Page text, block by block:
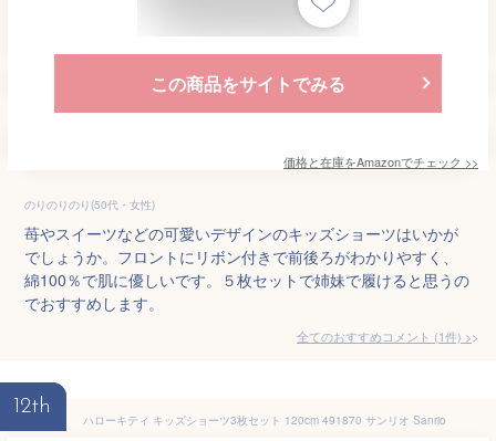
この商品をサイトでみる
価格と在庫をAmazonでチェック >>
のりのりのり(50代・女性)
苺やスイーツなどの可愛いデザインのキッズショーツはいかが
でしょうか。フロントにリボン付きで前後ろがわかりやすく、
綿100％で肌に優しいです。５枚セットで姉妹で履けると思うの
でおすすめします。
全てのおすすめコメント (1件) >
12th
ハローキティ キッズショーツ3枚セット 120cm 491870 サンリオ Sanrio